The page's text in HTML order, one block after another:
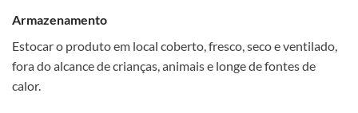
Armazenamento
Estocar o produto em local coberto, fresco, seco e ventilado,
fora do alcance de crianças, animais e longe de fontes de
calor.